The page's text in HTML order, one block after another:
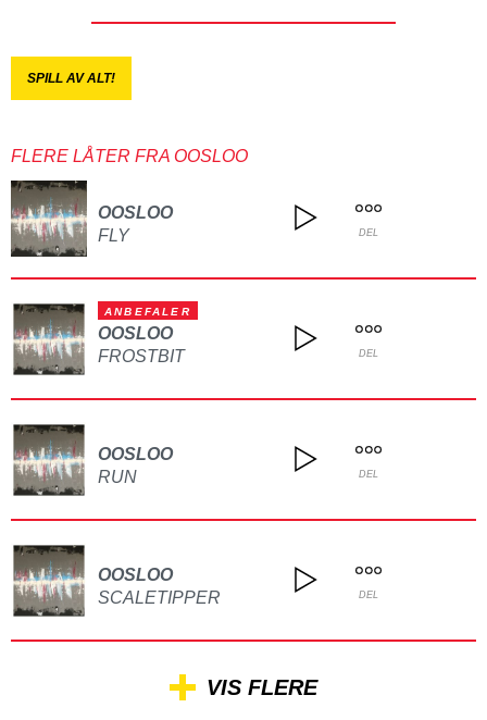
SPILL AV ALT!
FLERE LÅTER FRA OOSLOO
OOSLOO
FLY
DEL
ANBEFALER
OOSLOO
FROSTBIT
DEL
OOSLOO
RUN
DEL
OOSLOO
SCALETIPPER
DEL
VIS FLERE